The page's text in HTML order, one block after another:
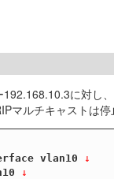
に対し
マルチキャストは
vlan10 ↓
↓